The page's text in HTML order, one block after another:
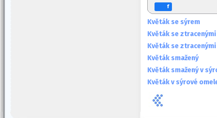
f
Květák se sýrem
Květák se
Květák se
Květák smažený
Květák smažený v
Květák v sýrové